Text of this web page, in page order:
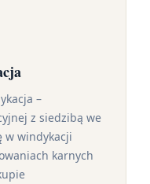
–
z siedzibą we
w windykacji
karnych